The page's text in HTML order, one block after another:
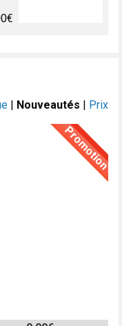
| Nouveautés | Prix